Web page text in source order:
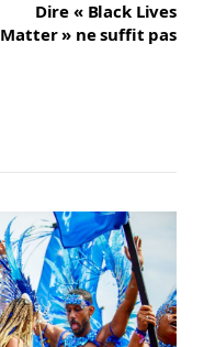
Dire « Black Lives
Matter » ne suffit pas